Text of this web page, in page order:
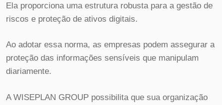
Ela proporciona uma estrutura robusta para a gestão de
riscos e proteção de ativos digitais.
Ao adotar essa norma, as empresas podem assegurar a
proteção das informações sensíveis que manipulam
diariamente.
A WISEPLAN GROUP possibilita que sua organização